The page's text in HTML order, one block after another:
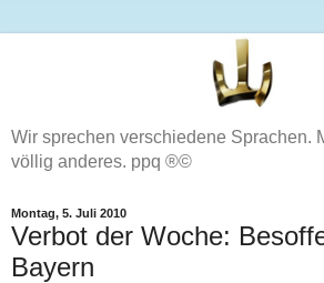
Wir sprechen verschiedene Sprachen.
völlig anderes. ppq ®©
Montag, 5. Juli 2010
Verbot der Woche:
Bayern